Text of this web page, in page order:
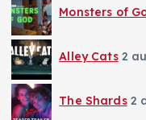
Monsters of
Alley Cats 2
The Shards 2